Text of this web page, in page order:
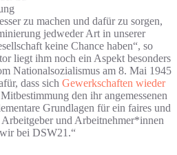
zu machen und dafür zu sorgen,
jedweder Art in unserer
keine Chance haben“, so
liegt ihm noch ein Aspekt besonders
Nationalsozialismus am 8. Mai 1945
dass sich Gewerkschaften wieder
den ihr angemessenen
Grundlagen für ein faires und
und Arbeitnehmer*innen
bei DSW21.“